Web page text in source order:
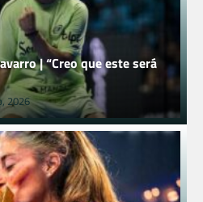
| “Creo que este será
2026